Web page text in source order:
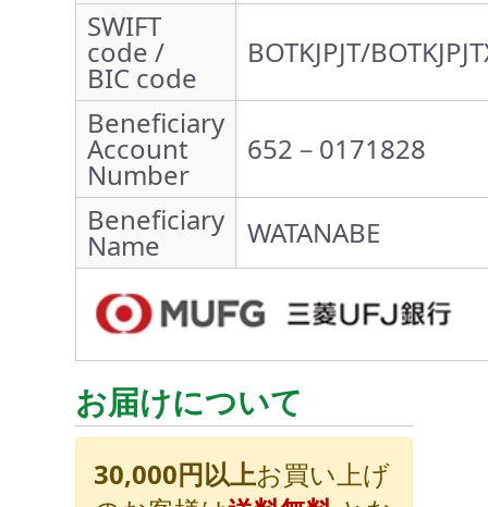
SWIFT
code /
BIC code
BOTKJPJT/
Beneficiary
Account
Number
652－0171828
Beneficiary
Name WATANABE
お届けについて
30,000円以上お買い上げ